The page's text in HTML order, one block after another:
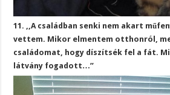
11. ,,A családban senki nem akart
vettem. Mikor elmentem otthonról,
családomat, hogy díszítsék fel a fát.
látvány fogadott…”